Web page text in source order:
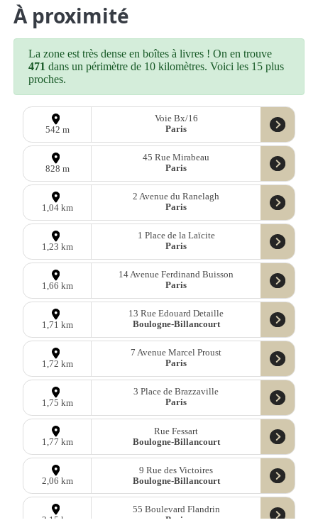
À proximité
La zone est très dense en boîtes à livres ! On en trouve
471 dans un périmètre de 10 kilomètres. Voici les 15 plus
proches.
542 m
Voie Bx/16
Paris
828 m
45 Rue Mirabeau
Paris
1,04 km
2 Avenue du Ranelagh
Paris
1,23 km
1 Place de la Laïcite
Paris
1,66 km
14 Avenue Ferdinand Buisson
Paris
1,71 km
13 Rue Edouard Detaille
Boulogne-Billancourt
1,72 km
7 Avenue Marcel Proust
Paris
1,75 km
3 Place de Brazzaville
Paris
1,77 km
Rue Fessart
Boulogne-Billancourt
2,06 km
9 Rue des Victoires
Boulogne-Billancourt
2,15 km
55 Boulevard Flandrin
Paris